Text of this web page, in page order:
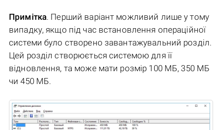
Примітка. Перший варіант можливий лише у тому
випадку, якщо під час встановлення операційної
системи було створено завантажувальний розділ.
Цей розділ створюється системою для її
відновлення, та може мати розмір 100 МБ, 350 МБ
чи 450 МБ.